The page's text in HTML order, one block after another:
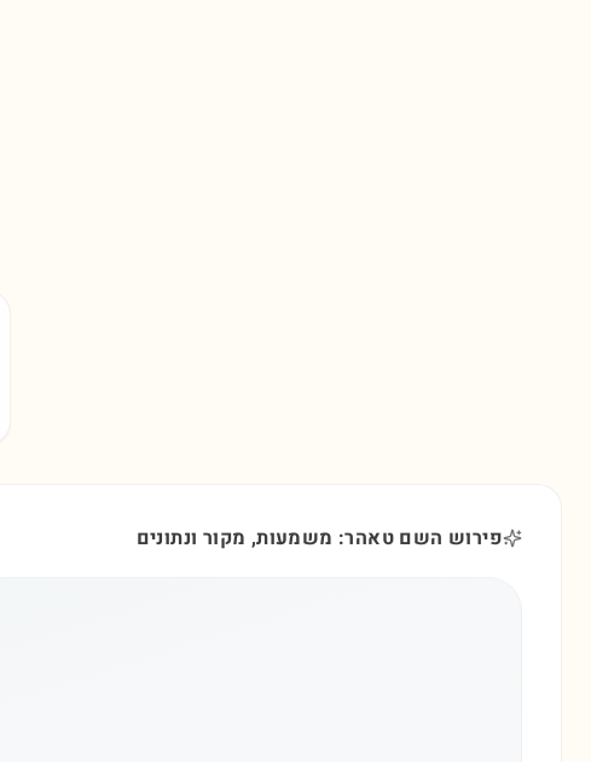
פירוש השם טאהר: משמעות, מקור ונתונים